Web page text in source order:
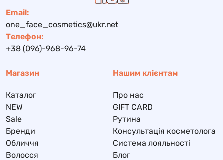
Email:
one_face_cosmetics@ukr.net
Телефон:
+38 (096)-968-96-74
Магазин
Каталог
NEW
Sale
Бренди
Обличчя
Волосся
Нашим клієнтам
Про нас
GIFT CARD
Рутина
Консультація косметолога
Система лояльності
Блог